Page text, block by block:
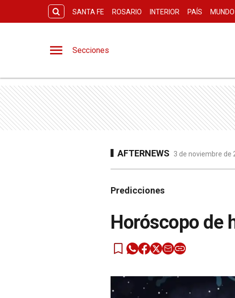
SANTA FE ROSARIO INTERIOR PAÍS MUNDO
Secciones
AFTERNEWS 3 de noviembre de
Predicciones
Horóscopo de